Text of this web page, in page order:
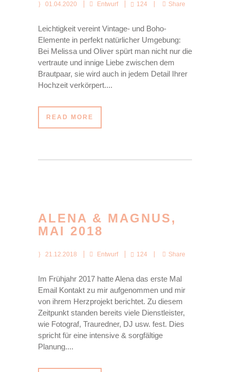
01.04.2020 Entwurf 124 Share
Leichtigkeit vereint Vintage- und Boho-
Elemente in perfekt natürlicher Umgebung:
Bei Melissa und Oliver spürt man nicht nur die
vertraute und innige Liebe zwischen dem
Brautpaar, sie wird auch in jedem Detail Ihrer
Hochzeit verkörpert....
READ MORE
ALENA & MAGNUS,
MAI 2018
21.12.2018 Entwurf 124 Share
Im Frühjahr 2017 hatte Alena das erste Mal
Email Kontakt zu mir aufgenommen und mir
von ihrem Herzprojekt berichtet. Zu diesem
Zeitpunkt standen bereits viele Dienstleister,
wie Fotograf, Trauredner, DJ usw. fest. Dies
spricht für eine intensive & sorgfältige
Planung....